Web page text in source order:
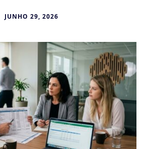
JUNHO 29, 2026